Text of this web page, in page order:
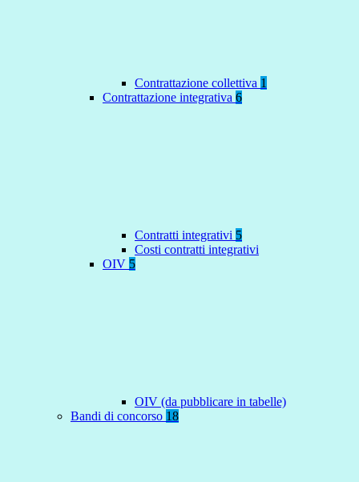
Contrattazione collettiva 1
Contrattazione integrativa 6
Contratti integrativi 5
Costi contratti integrativi
OIV 5
OIV (da pubblicare in tabelle)
Bandi di concorso 18